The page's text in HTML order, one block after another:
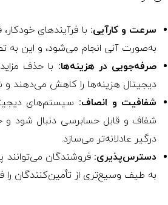
سرعت و کارآیی: با فرآیندهای
به‌صورت آنی انجام می‌شود، و این
صرفه‌جویی در هزینه‌ها: با حذف
دیجیتال هزینه‌ها را کاهش می‌دهند و
شفافیت و انصاف: سیستم‌های
شفاف و قابل حسابرسی دنبال شود و
درگیر عادلانه‌تر می‌سازد.
دسترس‌پذیری: فروشندگان می‌توانند
به طیف وسیع‌تری از تأمین‌کنندگان را